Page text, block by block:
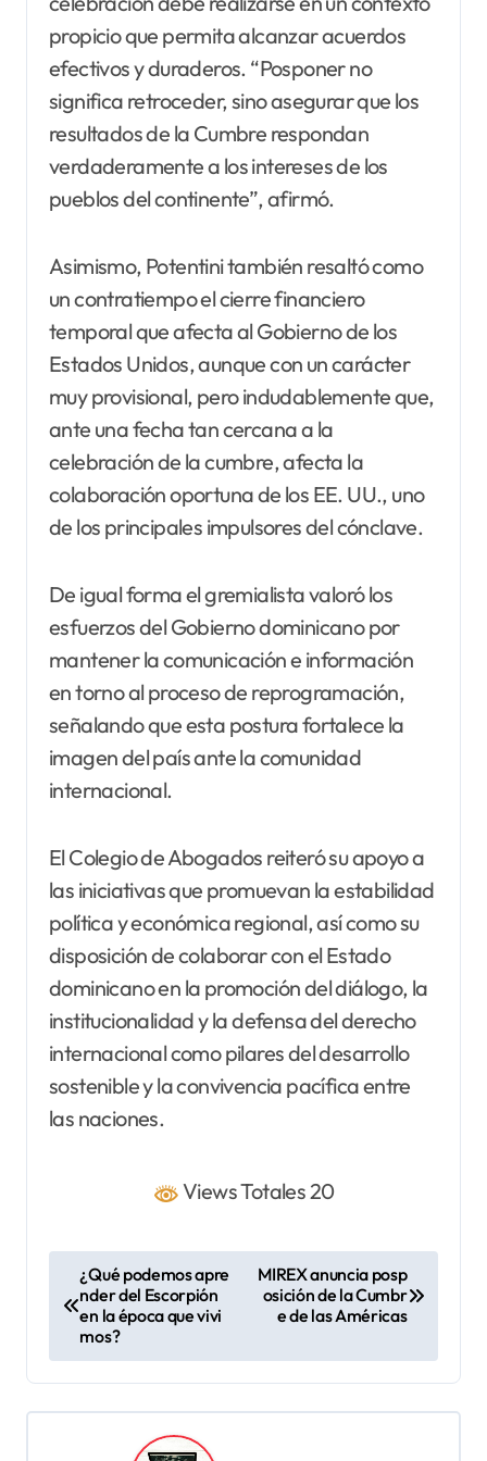
propicio que permita alcanzar acuerdos
efectivos y duraderos. “Posponer no
significa retroceder, sino asegurar que los
resultados de la Cumbre respondan
verdaderamente a los intereses de los
pueblos del continente”, afirmó.
Asimismo, Potentini también resaltó como
un contratiempo el cierre financiero
temporal que afecta al Gobierno de los
Estados Unidos, aunque con un carácter
muy provisional, pero indudablemente que,
ante una fecha tan cercana a la
celebración de la cumbre, afecta la
colaboración oportuna de los EE. UU., uno
de los principales impulsores del cónclave.
De igual forma el gremialista valoró los
esfuerzos del Gobierno dominicano por
mantener la comunicación e información
en torno al proceso de reprogramación,
señalando que esta postura fortalece la
imagen del país ante la comunidad
internacional.
El Colegio de Abogados reiteró su apoyo a
las iniciativas que promuevan la estabilidad
política y económica regional, así como su
disposición de colaborar con el Estado
dominicano en la promoción del diálogo, la
institucionalidad y la defensa del derecho
internacional como pilares del desarrollo
sostenible y la convivencia pacífica entre
las naciones.
Views Totales 20
e
g
¿Qué podemos apre
nder del Escorpión
en la época que vivi
mos?
MIREX anuncia posp
osición de la Cumbr
e de las Américas